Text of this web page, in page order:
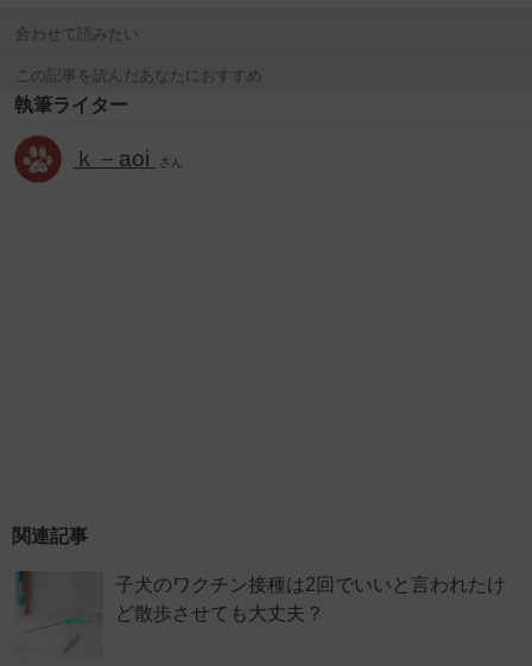
合わせて読みたい
この記事を読んだあなたにおすすめ
執筆ライター
ｋ－aoi さん
関連記事
子犬のワクチン接種は2回でいいと言われたけ
ど散歩させても大丈夫？